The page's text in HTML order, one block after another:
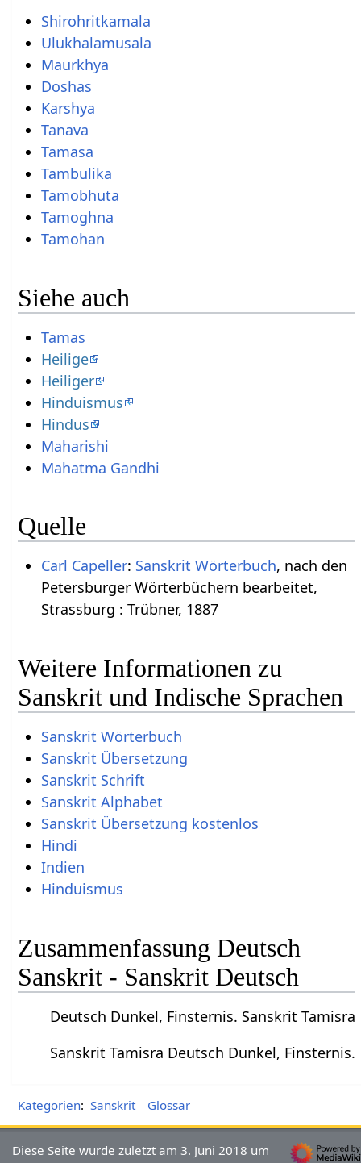
Shirohritkamala
Ulukhalamusala
Maurkhya
Doshas
Karshya
Tanava
Tamasa
Tambulika
Tamobhuta
Tamoghna
Tamohan
Siehe auch
Tamas
Heilige
Heiliger
Hinduismus
Hindus
Maharishi
Mahatma Gandhi
Quelle
Carl Capeller: Sanskrit Wörterbuch, nach den
Petersburger Wörterbüchern bearbeitet,
Strassburg : Trübner, 1887
Weitere Informationen zu
Sanskrit und Indische Sprachen
Sanskrit Wörterbuch
Sanskrit Übersetzung
Sanskrit Schrift
Sanskrit Alphabet
Sanskrit Übersetzung kostenlos
Hindi
Indien
Hinduismus
Zusammenfassung Deutsch
Sanskrit - Sanskrit Deutsch
Deutsch Dunkel, Finsternis. Sanskrit Tamisra
Sanskrit Tamisra Deutsch Dunkel, Finsternis.
Kategorien: Sanskrit Glossar
Diese Seite wurde zuletzt am 3. Juni 2018 um